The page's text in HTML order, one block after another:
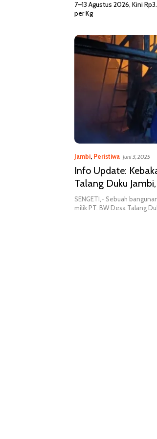
7–13 Agustus 2026, Kini
per Kg
Jambi, Peristiwa Juni 3, 2025
Info Update:
Talang Duku
Jam
SENGETI,- Sebuah
milik PT. BW Desa Talang